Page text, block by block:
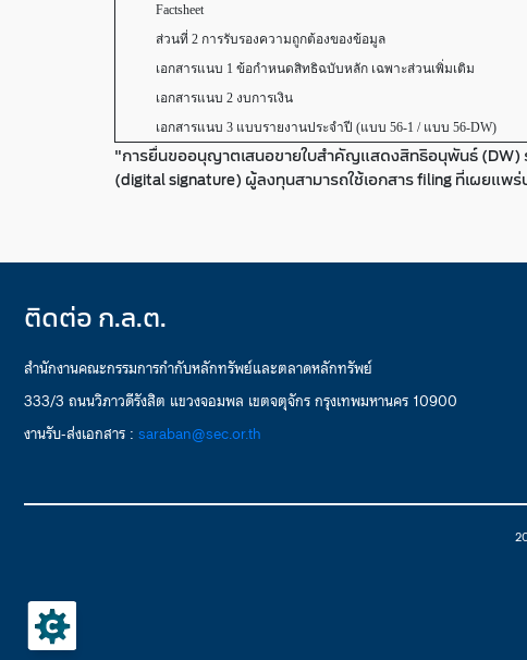
Factsheet
ส่วนที่ 2 การรับรองความถูกต้องของข้อมูล
เอกสารแนบ 1 ข้อกำหนดสิทธิฉบับหลัก เฉพาะส่วนเพิ่มเติม
เอกสารแนบ 2 งบการเงิน
เอกสารแนบ 3 แบบรายงานประจำปี (แบบ 56-1 / แบบ 56-DW)
"การยื่นขออนุญาตเสนอขายใบสำคัญแสดงสิทธิอนุพันธ์ (DW)
(digital signature) ผู้ลงทุนสามารถใช้เอกสาร filing ที่เผยแพ
ติดต่อ ก.ล.ต.
สำนักงานคณะกรรมการกำกับหลักทรัพย์และตลาดหลักทรัพย์
333/3 ถนนวิภาวดีรังสิต แขวงจอมพล เขตจตุจักร กรุงเทพมหานคร 10900
งานรับ-ส่งเอกสาร : saraban@sec.or.th